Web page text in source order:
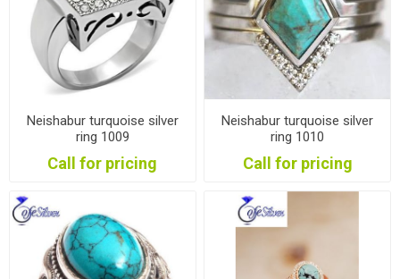
Neishabur turquoise silver
ring 1009
Call for pricing
Neishabur turquoise silver
ring 1010
Call for pricing